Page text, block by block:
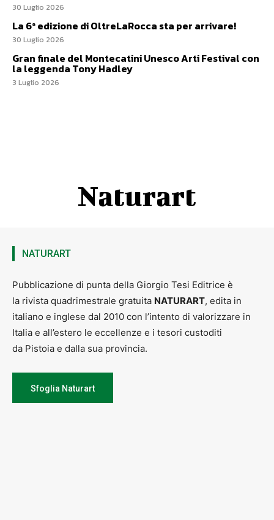
30 Luglio 2026
La 6ª edizione di OltreLaRocca sta per arrivare!
30 Luglio 2026
Gran finale del Montecatini Unesco Arti Festival con
la leggenda Tony Hadley
3 Luglio 2026
Naturart
NATURART
Pubblicazione di punta della Giorgio Tesi Editrice è
la rivista quadrimestrale gratuita NATURART, edita in
italiano e inglese dal 2010 con l’intento di valorizzare in
Italia e all’estero le eccellenze e i tesori custoditi
da Pistoia e dalla sua provincia.
Sfoglia Naturart